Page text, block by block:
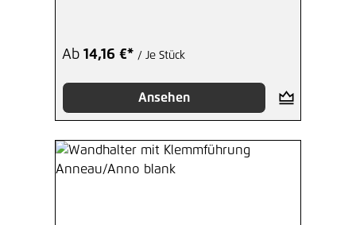
Ab 14,16 €* / Je Stück
Ansehen